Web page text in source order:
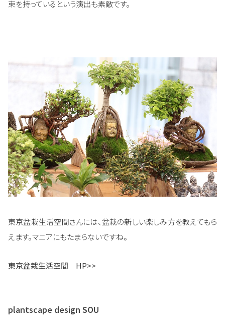
束を持っているという演出も素敵です。
東京盆栽生活空間さんには、盆栽の新しい楽しみ方を教えてもら
えます。マニアにもたまらないですね。
東京盆栽生活空間 HP>>
plantscape design SOU